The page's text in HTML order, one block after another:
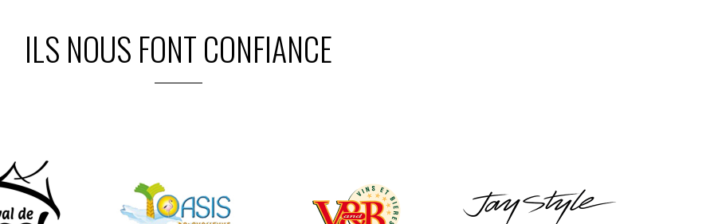
ILS NOUS FONT CONFIANCE